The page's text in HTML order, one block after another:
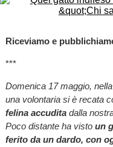
Riceviamo e
***
Domenica 17 maggio, nella
una volontaria si è recata
felina accudita dalla
Poco distante ha visto un
ferito da un dardo, con